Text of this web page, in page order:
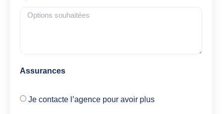
Assurances
Je contacte l’agence pour avoir plus